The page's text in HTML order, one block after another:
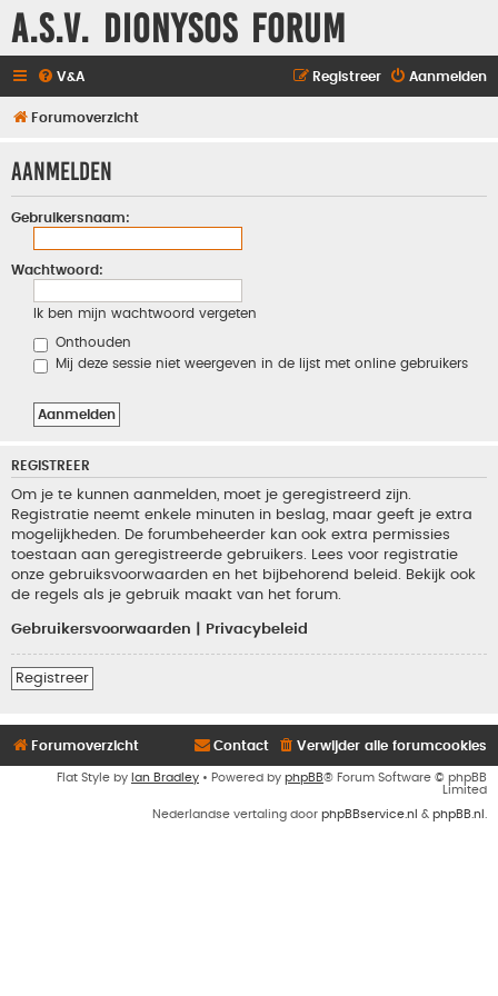
A.S.V. Dionysos Forum
V&A Aanmelden
Registreer
Forumoverzicht
Aanmelden
Gebruikersnaam:
Wachtwoord:
Ik ben mijn wachtwoord vergeten
Onthouden
Mij deze sessie niet weergeven in de lijst met online gebruikers
REGISTREER
Om je te kunnen aanmelden, moet je geregistreerd zijn.
Registratie neemt enkele minuten in beslag, maar geeft je extra
mogelijkheden. De forumbeheerder kan ook extra permissies
toestaan aan geregistreerde gebruikers. Lees voor registratie
onze gebruiksvoorwaarden en het bijbehorend beleid. Bekijk ook
de regels als je gebruik maakt van het forum.
Gebruikersvoorwaarden Privacybeleid
Registreer
Forumoverzicht Verwijder alle forumcookies
Contact
Flat Style by Ian Bradley • Powered by phpBB® Forum Software © phpBB
Limited
Nederlandse vertaling door phpBBservice.nl & phpBB.nl .